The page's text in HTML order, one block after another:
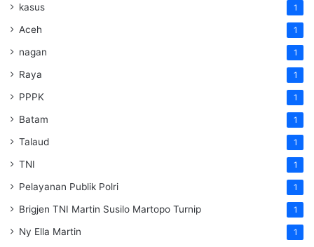
kasus 1
Aceh 1
nagan 1
Raya 1
PPPK 1
Batam 1
Talaud 1
TNI 1
Pelayanan Publik Polri 1
Brigjen TNI Martin Susilo Martopo Turnip 1
Ny Ella Martin 1